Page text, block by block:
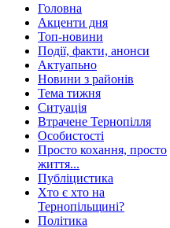
Головна
Акценти дня
Топ-новини
Події, факти, анонси
Актуапьно
Новини з районів
Тема тижня
Ситуація
Втрачене Тернопілля
Особистості
Просто кохання, просто
життя...
Публіцистика
Хто є хто на
Тернопільщині?
Політика